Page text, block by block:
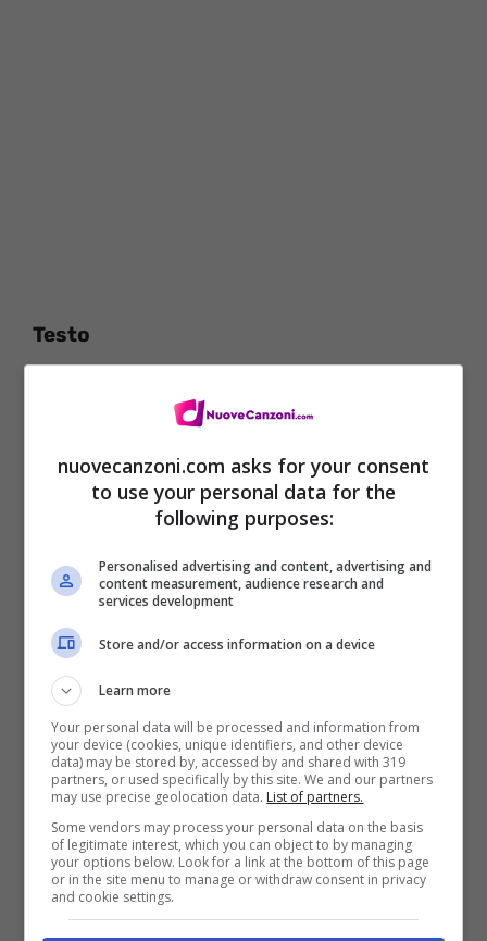
Testo
If you should fall to pieces You know I’ll pick
to get enough
If you should leave this country You know
I’ll come to you
Because you always love me/oh what I
wouldn’t do oh what I wouldn’t do
I’ll carry the weight I’ll do anything for you
My bones may break but I’ll never be untrue
Woah-oh-oh Woah Woah-oh-oh Woah
Woah-oh-oh Woah Oh what I wouldn’t do
Oh what I wouldn’t do
nuovecanzoni.com asks for your consent
to use your personal data for the
following purposes:
Personalised advertising and content, advertising and
content measurement, audience research and
services development
Store and/or access information on a device
Learn more
Your personal data will be processed and information from
your device (cookies, unique identifiers, and other device
data) may be stored by, accessed by and shared with 319
partners, or used specifically by this site. We and our partners
may use precise geolocation data. List of partners.
Some vendors may process your personal data on the basis
of legitimate interest, which you can object to by managing
your options below. Look for a link at the bottom of this page
or in the site menu to manage or withdraw consent in privacy
and cookie settings.